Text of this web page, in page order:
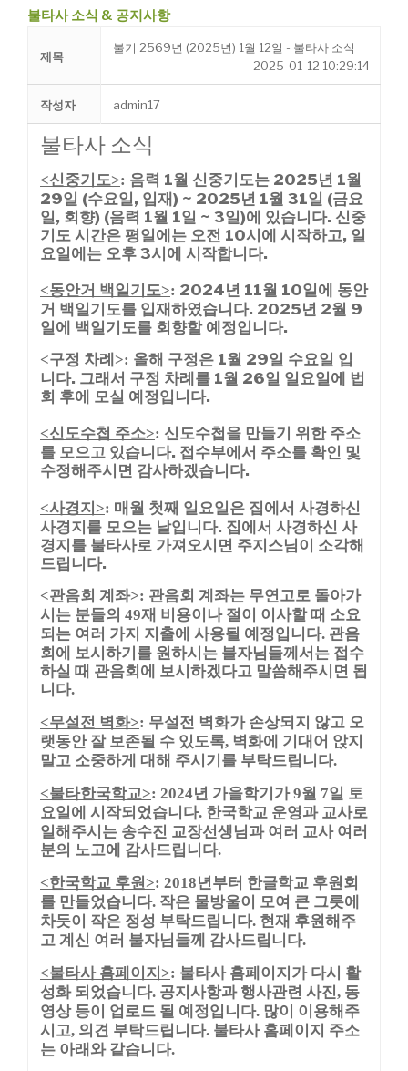
불타사 소식 & 공지사항
제목
불기 2569년 (2025년) 1월 12일 - 불타사 소식
2025-01-12 10:29:14
작성자 admin17
불타사 소식
<신중기도>: 음력 1월 신중기도는 2025년 1월
29일 (수요일, 입재) ~ 2025년 1월 31일 (금요
일, 회향) (음력 1월 1일 ~ 3일)에 있습니다. 신중
기도 시간은 평일에는 오전 10시에 시작하고, 일
요일에는 오후 3시에 시작합니다.
<동안거 백일기도>: 2024년 11월 10일에 동안
거 백일기도를 입재하였습니다. 2025년 2월 9
일에 백일기도를 회향할 예정입니다.
<구정 차례>: 올해 구정은 1월 29일 수요일 입
니다. 그래서 구정 차례를 1월 26일 일요일에 법
회 후에 모실 예정입니다.
<신도수첩 주소>: 신도수첩을 만들기 위한 주소
를 모으고 있습니다. 접수부에서 주소를 확인 및
수정해주시면 감사하겠습니다.
<사경지>: 매월 첫째 일요일은 집에서 사경하신
사경지를 모으는 날입니다. 집에서 사경하신 사
경지를 불타사로 가져오시면 주지스님이 소각해
드립니다.
<관음회 계좌>: 관음회 계좌는 무연고로 돌아가
시는 분들의 49재 비용이나 절이 이사할 때 소요
되는 여러 가지 지출에 사용될 예정입니다. 관음
회에 보시하기를 원하시는 불자님들께서는 접수
하실 때 관음회에 보시하겠다고 말씀해주시면 됩
니다.
<무설전 벽화>: 무설전 벽화가 손상되지 않고 오
랫동안 잘 보존될 수 있도록, 벽화에 기대어 앉지
말고 소중하게 대해 주시기를 부탁드립니다.
<불타한국학교>: 2024년 가을학기가9월 7일 토
요일에 시작되었습니다. 한국학교 운영과 교사로
일해주시는 송수진 교장선생님과 여러 교사 여러
분의 노고에 감사드립니다.
<한국학교 후원>: 2018년부터 한글학교 후원회
를 만들었습니다. 작은 물방울이 모여 큰 그릇에
차듯이 작은 정성 부탁드립니다. 현재 후원해주
고 계신 여러 불자님들께 감사드립니다.
<불타사 홈페이지>: 불타사 홈페이지가 다시 활
성화 되었습니다. 공지사항과 행사관련 사진, 동
영상 등이 업로드 될 예정입니다. 많이 이용해주
시고, 의견 부탁드립니다. 불타사 홈페이지 주소
는 아래와 같습니다.